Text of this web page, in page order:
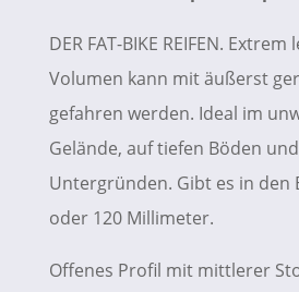
DER FAT-BIKE REIFEN.
Volumen kann mit äußerst
gefahren werden. Ideal im
Gelände, auf tiefen Böden
Untergründen. Gibt es in den
oder 120 Millimeter.
Offenes Profil mit mittlerer